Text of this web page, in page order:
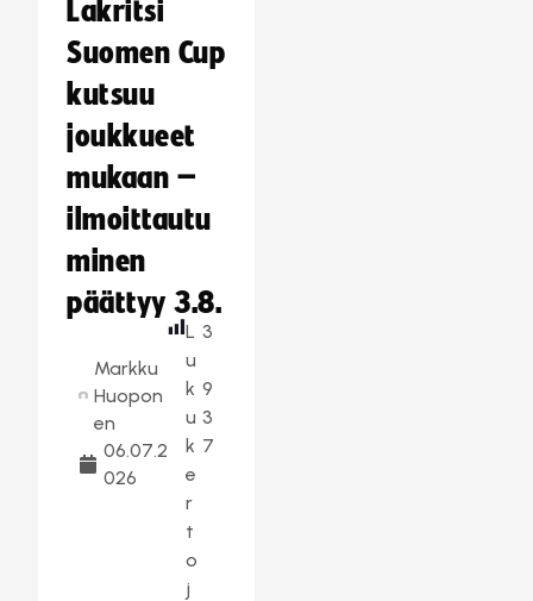
Lakritsi
Suomen Cup
kutsuu
joukkueet
mukaan –
ilmoittautu
minen
päättyy 3.8.
Markku
Huopon
en
06.07.2
026
L
u
k
u
k
e
r
t
o
j
3
9
3
7